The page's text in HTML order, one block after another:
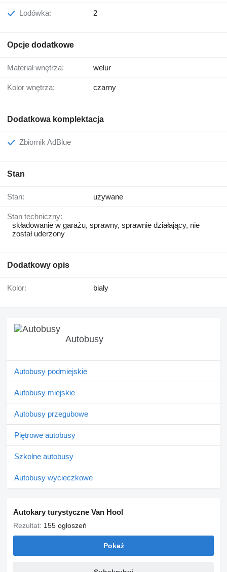
Lodówka: 2
Opcje dodatkowe
Materiał wnętrza: welur
Kolor wnętrza: czarny
Dodatkowa komplektacja
Zbiornik AdBlue
Stan
Stan: używane
Stan techniczny:
składowanie w garażu, sprawny, sprawnie działający, nie
został uderzony
Dodatkowy opis
Kolor: biały
Autobusy
Autobusy podmiejskie
Autobusy miejskie
Autobusy przegubowe
Piętrowe autobusy
Szkolne autobusy
Autobusy wycieczkowe
Autokary turystyczne Van Hool
Rezultat: 155 ogłoszeń
Pokaż